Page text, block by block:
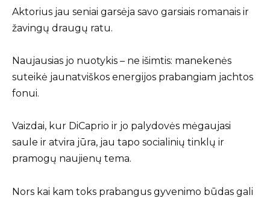
Aktorius jau seniai garsėja savo garsiais romanais ir
žavingų draugų ratu.
Naujausias jo nuotykis – ne išimtis: manekenės
suteikė jaunatviškos energijos prabangiam jachtos
fonui.
Vaizdai, kur DiCaprio ir jo palydovės mėgaujasi
saule ir atvira jūra, jau tapo socialinių tinklų ir
pramogų naujienų tema.
Nors kai kam toks prabangus gyvenimo būdas gali